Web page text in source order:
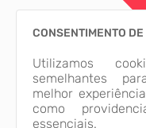
CONSENTIMENTO DE
Utilizamos
semelhantes
melhor
como
essenciais.